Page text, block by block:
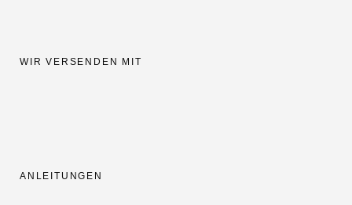
WIR VERSENDEN MIT
ANLEITUNGEN